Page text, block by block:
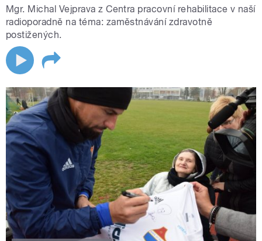
Mgr. Michal Vejprava z Centra pracovní rehabilitace v naší
radioporadně na téma: zaměstnávání zdravotně
postižených.